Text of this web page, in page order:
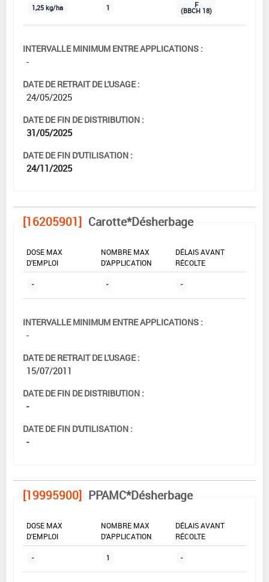
1,25 kg/ha 1 F
(BBCH 18)
INTERVALLE MINIMUM ENTRE APPLICATIONS :
-
DATE DE RETRAIT DE L'USAGE :
24/05/2025
DATE DE FIN DE DISTRIBUTION :
31/05/2025
DATE DE FIN D'UTILISATION :
24/11/2025
[16205901] Carotte*Désherbage
DOSE MAX
D'EMPLOI
NOMBRE MAX
D'APPLICATION
DÉLAIS AVANT
RÉCOLTE
- - -
INTERVALLE MINIMUM ENTRE APPLICATIONS :
-
DATE DE RETRAIT DE L'USAGE :
15/07/2011
DATE DE FIN DE DISTRIBUTION :
-
DATE DE FIN D'UTILISATION :
-
[19995900] PPAMC*Désherbage
DOSE MAX
D'EMPLOI
NOMBRE MAX
D'APPLICATION
DÉLAIS AVANT
RÉCOLTE
- 1 -